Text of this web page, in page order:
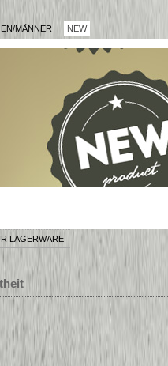
MÄNNER NEW
LAGERWARE